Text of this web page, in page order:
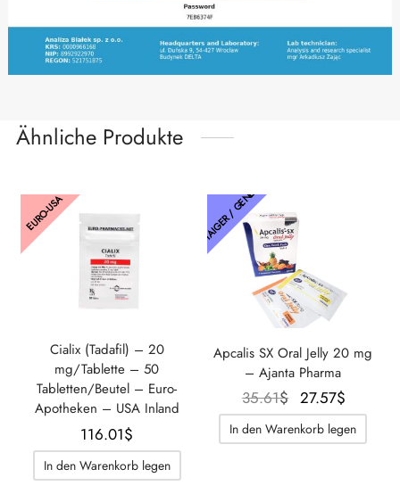
Ähnliche Produkte
EURO-USA
Cialix (Tadafil) – 20
mg/Tablette – 50
Tabletten/Beutel – Euro-
Apotheken – USA Inland
116.01$
In den Warenkorb legen
THAIGER / GENETIK
Apcalis SX Oral Jelly 20 mg
– Ajanta Pharma
35.61$
Der
ursprüngliche
Preis war:
27.57$
aktuelle
Preis
In den Warenkorb legen